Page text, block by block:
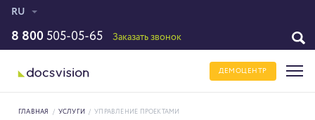
RU
8 800 505-05-65 Заказать звонок
ДЕМОЦЕНТР
ГЛАВНАЯ / УСЛУГИ / УПРАВЛЕНИЕ ПРОЕКТАМИ